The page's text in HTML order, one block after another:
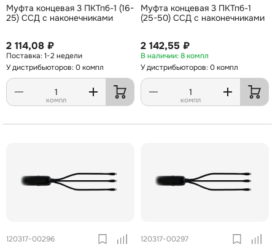
Муфта концевая 3 ПКТпб-1 (16-
25) ССД с наконечниками
2 114,08 ₽
1-2 недели
У дистрибьюторов: 0 компл
компл
Муфта концевая 3 ПКТпб-1
(25-50) ССД с наконечниками
2 142,55 ₽
8 компл
У дистрибьюторов: 0 компл
компл
120317-00296 120317-00297